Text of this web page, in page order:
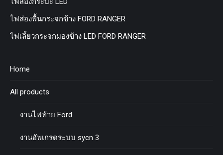
ไฟส่องพื้นกระจกข้าง FORD RANGER
ไฟเลี้ยวกระจกมองข้าง LED FORD RANGER
Home
All products
งานไฟท้าย Ford
งานอัพเกรดระบบ sycn 3